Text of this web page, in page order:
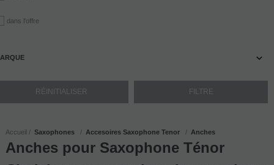
dans l'offre
Accueil Saxophones Accesoires Saxophone Tenor Anches
Anches pour Saxophone Ténor